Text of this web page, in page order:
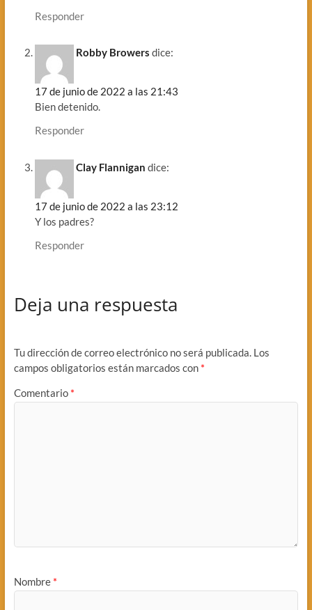
Responder
Robby Browers dice:
17 de junio de 2022 a las 21:43
Bien detenido.
Responder
Clay Flannigan dice:
17 de junio de 2022 a las 23:12
Y los padres?
Responder
Deja una respuesta
Tu dirección de correo electrónico no será publicada. Los
campos obligatorios están marcados con *
Comentario *
Nombre *